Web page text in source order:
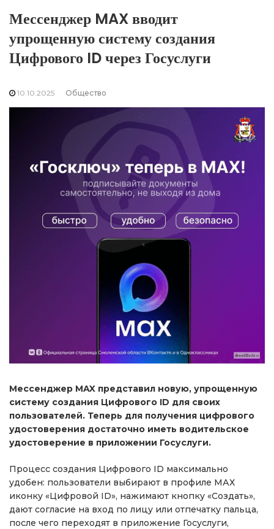
Мессенджер MAX вводит
упрощенную систему создания
Цифрового ID через Госуслуги
10.10.2025 Общество
Мессенджер MAX представил новую, упрощенную
систему создания Цифрового ID для своих
пользователей. Теперь для получения цифрового
удостоверения достаточно иметь водительское
удостоверение в приложении Госуслуги.
Процесс создания Цифрового ID максимально
удобен: пользователи выбирают в профиле МАХ
иконку «Цифровой ID», нажимают кнопку «Создать»,
дают согласие на вход по лицу или отпечатку пальца,
после чего переходят в приложение Госуслуги,